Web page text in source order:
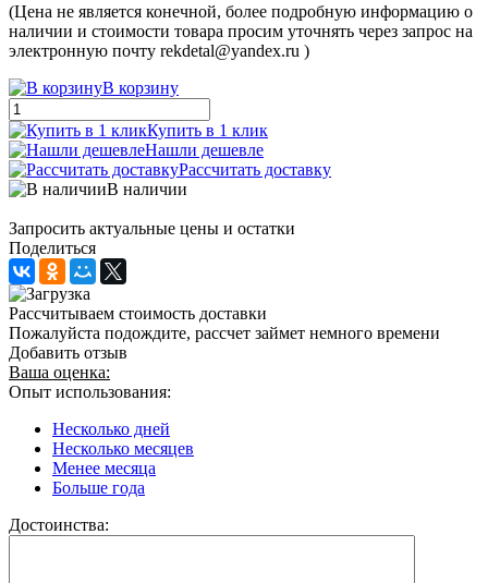
(Цена не является конечной, более подробную информацию о
наличии и стоимости товара просим уточнять через запрос на
электронную почту rekdetal@yandex.ru )
В корзину
Купить в 1 клик
Нашли дешевле
Рассчитать доставку
В наличии
Запросить актуальные цены и остатки
Поделиться
Рассчитываем стоимость доставки
Пожалуйста подождите, рассчет займет немного времени
Добавить отзыв
Ваша оценка:
Опыт использования:
Несколько дней
Несколько месяцев
Менее месяца
Больше года
Достоинства: